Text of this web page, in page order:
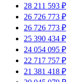
28 211 593 ₽
26 726 773 ₽
26 726 773 ₽
25 390 434 ₽
24 054 095 ₽
22 717 757 ₽
21 381 418 ₽